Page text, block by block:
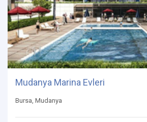
Mudanya Marina Evleri
Bursa, Mudanya